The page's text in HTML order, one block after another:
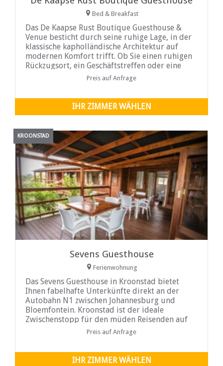
Bed & Breakfast
Das De Kaapse Rust Boutique Guesthouse &
Venue besticht durch seine ruhige Lage, in der
klassische kapholländische Architektur auf
modernen Komfort trifft. Ob Sie einen ruhigen
Rückzugsort, ein Geschäftstreffen oder eine
besondere Feier planen, das Anwesen bietet
eine exklusive und einladende Atmosphäre. Nur
Preis auf Anfrage
IHR ZIMMER WÄHLEN
KROONSTAD
Sevens Guesthouse
Ferienwohnung
Das Sevens Guesthouse in Kroonstad bietet
Ihnen fabelhafte Unterkünfte direkt an der
Autobahn N1 zwischen Johannesburg und
Bloemfontein. Kroonstad ist der ideale
Zwischenstopp für den müden Reisenden auf
Preis auf Anfrage
IHR ZIMMER WÄHLEN